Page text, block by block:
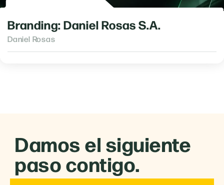
Branding: Daniel Rosas S.A.
Daniel Rosas
Damos el siguiente
paso contigo.